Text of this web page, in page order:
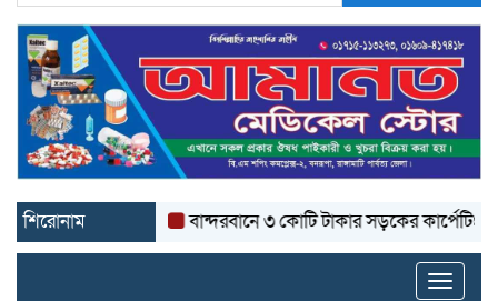
শিরোনাম বান্দরবানে ৩ কোটি টাকার সড়কের কার্পেটিং উঠে
Toggle